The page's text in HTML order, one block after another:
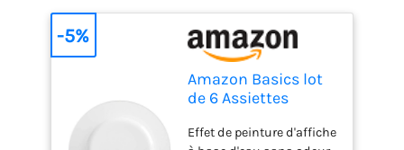
Amazon Basics lot
de 6 Assiettes
Porcelaine, 26.67 cm
Effet de peinture d'affiche
-5%